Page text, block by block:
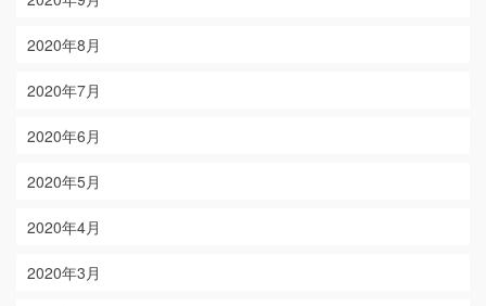
2020年8月
2020年7月
2020年6月
2020年5月
2020年4月
2020年3月